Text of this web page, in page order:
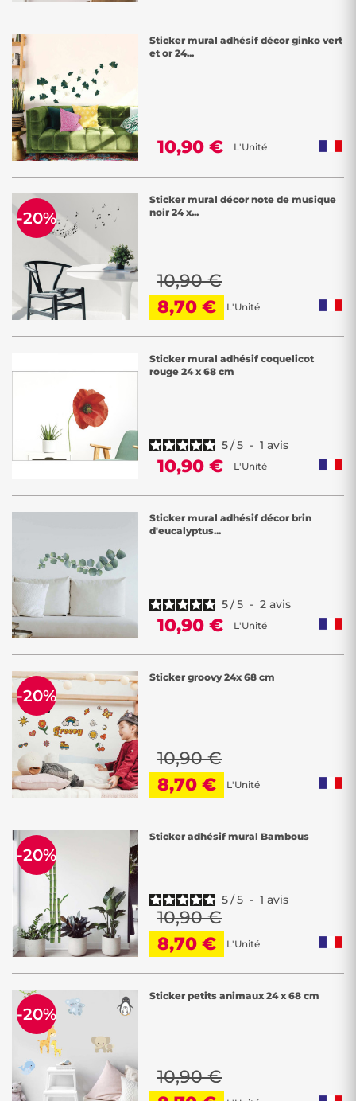
Sticker mural adhésif décor ginko vert
et or 24...
10,90 € L'Unité
Sticker mural décor note de musique
noir 24 x...
10,90 €
8,70 €
L'Unité
-20%
Sticker mural adhésif coquelicot
rouge 24 x 68 cm
5/5 - 1 avis
10,90 € L'Unité
Sticker mural adhésif décor brin
d'eucalyptus...
5/5 - 2 avis
10,90 € L'Unité
Sticker groovy 24x 68 cm
10,90 €
8,70 €
L'Unité
-20%
Sticker adhésif mural Bambous
5/5 - 1 avis
10,90 €
8,70 €
L'Unité
-20%
Sticker petits animaux 24 x 68 cm
10,90 €
-20%